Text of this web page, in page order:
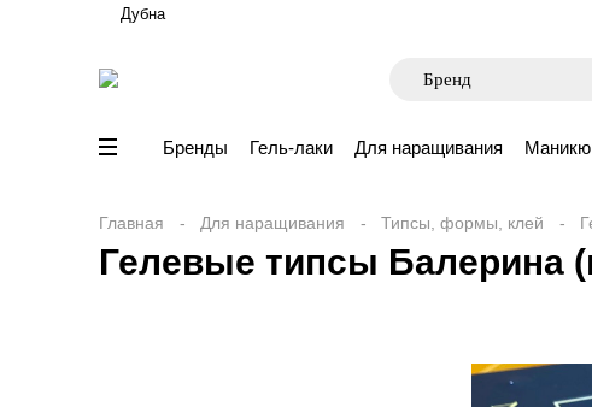
Дубна
Бренды Гель-лаки Для наращивания
Главная Для наращивания Типсы, формы, клей
Гелевые типсы Балерина